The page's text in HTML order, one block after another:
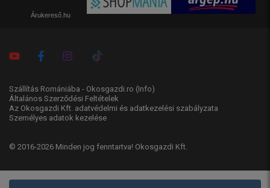
Árukereső.hu
Szállítás Romániába - Okosgazdi.ro (Info)
Általános Szerződési Feltételek
Az Okosgazdi Kft. adatvédelmi és adatkezelési szabályzata
Személyes adatok kezelése
© 2016-2026 Minden jog fenntartva! Okosgazdi Kft.